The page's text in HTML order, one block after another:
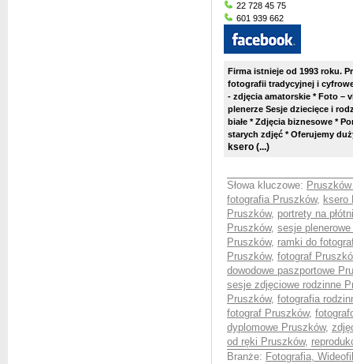
22 728 45 75
601 939 662
Firma istnieje od 1993 roku.
fotografii tradycyjnej i
- zdjęcia amatorskie * Foto –
plenerze Sesje dziecięce i
białe * Zdjęcia biznesowe *
starych zdjęć * Oferujemy
ksero (...)
Słowa kluczowe:
fotografia Pruszków, ksero
Pruszków, portrety na
Pruszków, sesje
Pruszków, ramki do
Pruszków, fotograf
dowodowe paszportowe
sesje zdjęciowe rodzinne
Pruszków, fotografia
fotograf Pruszków,
dyplomowe Pruszków,
od ręki Pruszków,
Branże: Fotografia,